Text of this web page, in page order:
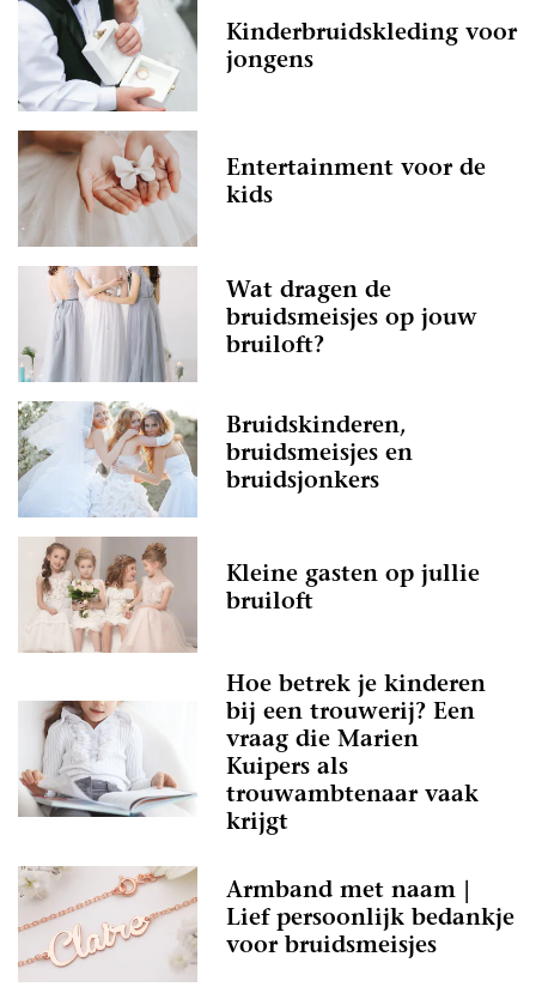
Kinderbruidskleding voor
jongens
Entertainment voor de
kids
Wat dragen de
bruidsmeisjes op jouw
bruiloft?
Bruidskinderen,
bruidsmeisjes en
bruidsjonkers
Kleine gasten op jullie
bruiloft
Hoe betrek je kinderen
bij een trouwerij? Een
vraag die Marien
Kuipers als
trouwambtenaar vaak
krijgt
Armband met naam |
Lief persoonlijk bedankje
voor bruidsmeisjes